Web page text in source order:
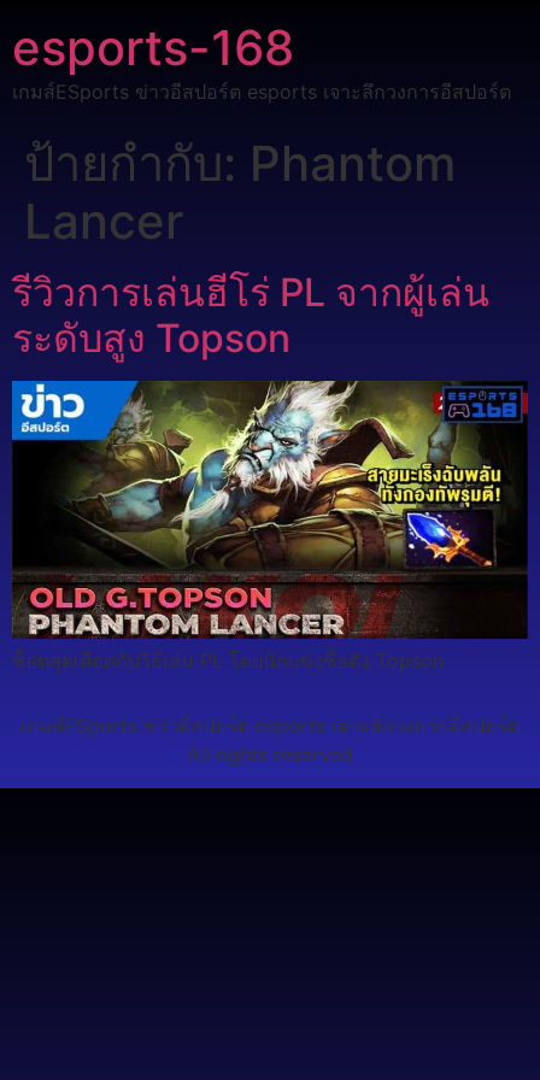
esports-168
เกมส์ESports ข่าวอีสปอร์ต esports เจาะลึกวงการอีสปอร์ต
ป้ายกำกับ: Phantom
Lancer
รีวิวการเล่นฮีโร่ PL จากผู้เล่น
ระดับสูง Topson
ช็อตสุดเดือดกับวิธีเล่น PL โดยนักแข่งชื่อดัง Topson
เกมส์ESports ข่าวอีสปอร์ต esports เจาะลึกวงการอีสปอร์ต
All rights reserved